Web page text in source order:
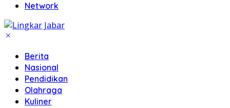
Network
Berita
Nasional
Pendidikan
Olahraga
Kuliner